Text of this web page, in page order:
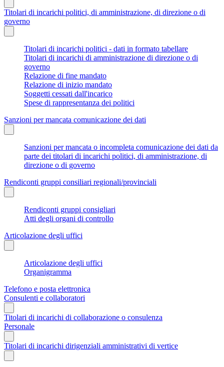
Titolari di incarichi politici, di amministrazione, di direzione o di
governo
Titolari di incarichi politici - dati in formato tabellare
Titolari di incarichi di amministrazione di direzione o di
governo
Relazione di fine mandato
Relazione di inizio mandato
Soggetti cessati dall'incarico
Spese di rappresentanza dei politici
Sanzioni per mancata comunicazione dei dati
Sanzioni per mancata o incompleta comunicazione dei dati da
parte dei titolari di incarichi politici, di amministrazione, di
direzione o di governo
Rendiconti gruppi consiliari regionali/provinciali
Rendiconti gruppi consigliari
Atti degli organi di controllo
Articolazione degli uffici
Articolazione degli uffici
Organigramma
Telefono e posta elettronica
Consulenti e collaboratori
Titolari di incarichi di collaborazione o consulenza
Personale
Titolari di incarichi dirigenziali amministrativi di vertice